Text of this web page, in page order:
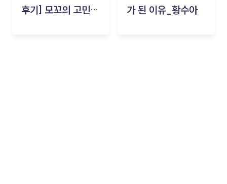
후기] 모꼬의 고민세
가 된 이유_황수아